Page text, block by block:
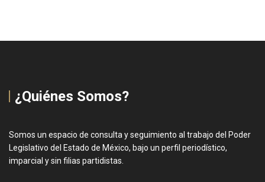
¿Quiénes Somos?
Somos un espacio de consulta y seguimiento al trabajo del Poder
Legislativo del Estado de México, bajo un perfil periodístico,
imparcial y sin filias partidistas.